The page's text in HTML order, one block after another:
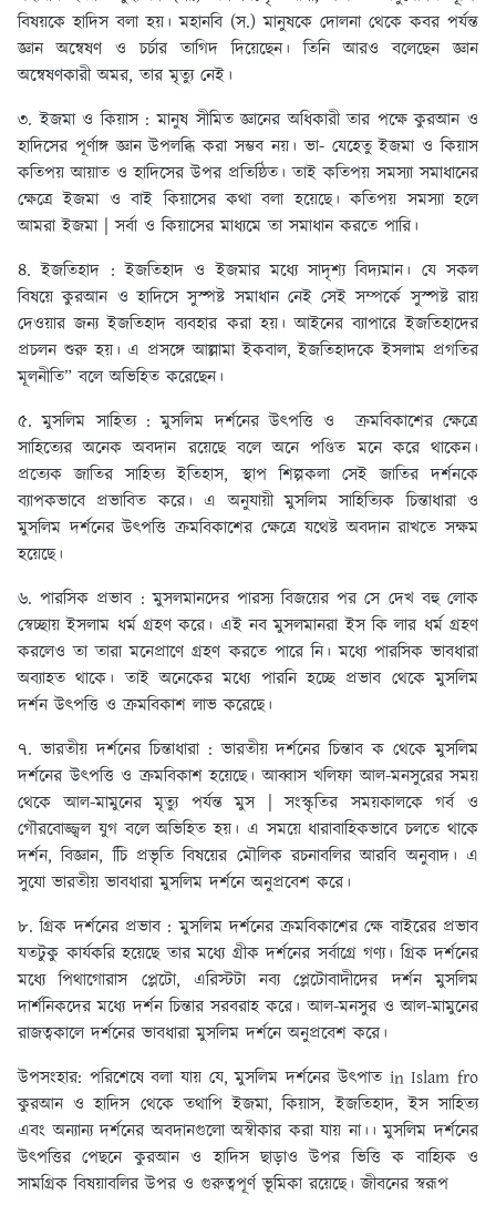
বিষয়কে হাদিস বলা হয়। মহানবি (স.) মানুষকে দোলনা থেকে কবর পর্যন্ত
জ্ঞান অন্বেষণ ও চর্চার তাগিদ দিয়েছেন। তিনি আরও বলেছেন জ্ঞান
অন্বেষণকারী অমর, তার মৃত্যু নেই।
৩. ইজমা ও কিয়াস : মানুষ সীমিত জ্ঞানের অধিকারী তার পক্ষে কুরআন ও
হাদিসের পূর্ণাঙ্গ জ্ঞান উপলব্ধি করা সম্ভব নয়। ভা- যেহেতু ইজমা ও কিয়াস
কতিপয় আয়াত ও হাদিসের উপর প্রতিষ্ঠিত। তাই কতিপয় সমস্যা সমাধানের
ক্ষেত্রে ইজমা ও বাই কিয়াসের কথা বলা হয়েছে। কতিপয় সমস্যা হলে
আমরা ইজমা | সর্বা ও কিয়াসের মাধ্যমে তা সমাধান করতে পারি।
৪. ইজতিহাদ : ইজতিহাদ ও ইজমার মধ্যে সাদৃশ্য বিদ্যমান। যে সকল
বিষয়ে কুরআন ও হাদিসে সুস্পষ্ট সমাধান নেই সেই সম্পর্কে সুস্পষ্ট রায়
দেওয়ার জন্য ইজতিহাদ ব্যবহার করা হয়। আইনের ব্যাপারে ইজতিহাদের
প্রচলন শুরু হয়। এ প্রসঙ্গে আল্লামা ইকবাল, ইজতিহাদকে ইসলাম প্রগতির
মূলনীতি” বলে অভিহিত করেছেন।
৫. মুসলিম সাহিত্য : মুসলিম দর্শনের উৎপত্তি ও ক্রমবিকাশের ক্ষেত্রে
সাহিত্যের অনেক অবদান রয়েছে বলে অনে পণ্ডিত মনে করে থাকেন।
প্রত্যেক জাতির সাহিত্য ইতিহাস, স্থাপ শিল্পকলা সেই জাতির দর্শনকে
ব্যাপকভাবে প্রভাবিত করে। এ অনুযায়ী মুসলিম সাহিত্যিক চিন্তাধারা ও
মুসলিম দর্শনের উৎপত্তি ক্রমবিকাশের ক্ষেত্রে যথেষ্ট অবদান রাখতে সক্ষম
হয়েছে।
৬. পারসিক প্রভাব : মুসলমানদের পারস্য বিজয়ের পর সে দেখ বহু লোক
স্বেচ্ছায় ইসলাম ধর্ম গ্রহণ করে। এই নব মুসলমানরা ইস কি লার ধর্ম গ্রহণ
করলেও তা তারা মনেপ্রাণে গ্রহণ করতে পারে নি। মধ্যে পারসিক ভাবধারা
অব্যাহত থাকে। তাই অনেকের মধ্যে পারনি হচ্ছে প্রভাব থেকে মুসলিম
দর্শন উৎপত্তি ও ক্রমবিকাশ লাভ করেছে।
৭. ভারতীয় দর্শনের চিন্তাধারা : ভারতীয় দর্শনের চিন্তাব ক থেকে মুসলিম
দর্শনের উৎপত্তি ও ক্রমবিকাশ হয়েছে। আব্বাস খলিফা আল-মনসুরের সময়
থেকে আল-মামুনের মৃত্যু পর্যন্ত মুস | সংস্কৃতির সময়কালকে গর্ব ও
গৌরবোজ্জ্বল যুগ বলে অভিহিত হয়। এ সময়ে ধারাবাহিকভাবে চলতে থাকে
দর্শন, বিজ্ঞান, চিি প্রভৃতি বিষয়ের মৌলিক রচনাবলির আরবি অনুবাদ। এ
সুযো ভারতীয় ভাবধারা মুসলিম দর্শনে অনুপ্রবেশ করে।
৮. গ্রিক দর্শনের প্রভাব : মুসলিম দর্শনের ক্রমবিকাশের ক্ষে বাইরের প্রভাব
যতটুকু কার্যকরি হয়েছে তার মধ্যে গ্রীক দর্শনের সর্বাগ্রে গণ্য। গ্রিক দর্শনের
মধ্যে পিথাগোরাস প্লেটো, এরিস্টটা নব্য প্লেটোবাদীদের দর্শন মুসলিম
দার্শনিকদের মধ্যে দর্শন চিন্তার সরবরাহ করে। আল-মনসুর ও আল-মামুনের
রাজত্বকালে দর্শনের ভাবধারা মুসলিম দর্শনে অনুপ্রবেশ করে।
উপসংহার: পরিশেষে বলা যায় যে, মুসলিম দর্শনের উৎপাত in Islam fro
কুরআন ও হাদিস থেকে তথাপি ইজমা, কিয়াস, ইজতিহাদ, ইস সাহিত্য
এবং অন্যান্য দর্শনের অবদানগুলো অস্বীকার করা যায় না।। মুসলিম দর্শনের
উৎপত্তির পেছনে কুরআন ও হাদিস ছাড়াও উপর ভিত্তি ক বাহ্যিক ও
সামগ্রিক বিষয়াবলির উপর ও গুরুত্বপূর্ণ ভূমিকা রয়েছে। জীবনের স্বরূপ